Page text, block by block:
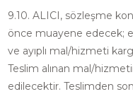
9.10. ALICI, sözleşme
önce muayene edecek;
ve ayıplı mal/hizmeti
Teslim alınan mal/
edilecektir. Teslimden